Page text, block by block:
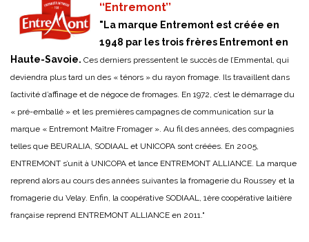
‘‘Entremont’’
"La marque Entremont est créée en
1948 par les trois frères Entremont en
Haute-Savoie. Ces derniers pressentent le succès de l’Emmental, qui
deviendra plus tard un des « ténors » du rayon fromage. Ils travaillent dans
l’activité d’affinage et de négoce de fromages. En 1972, c’est le démarrage du
« pré-emballé » et les premières campagnes de communication sur la
marque « Entremont Maître Fromager ». Au fil des années, des compagnies
telles que BEURALIA, SODIAAL et UNICOPA sont créées. En 2005,
ENTREMONT s’unit à UNICOPA et lance ENTREMONT ALLIANCE. La marque
reprend alors au cours des années suivantes la fromagerie du Roussey et la
fromagerie du Velay. Enfin, la coopérative SODIAAL, 1ère coopérative laitière
française reprend ENTREMONT ALLIANCE en 2011."